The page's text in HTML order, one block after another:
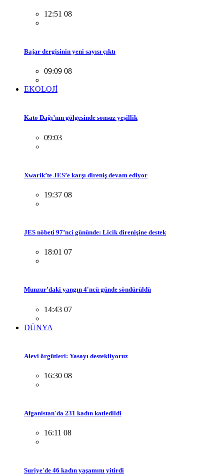
12:51 08
Bajar dergisinin yeni sayısı çıktı
09:09 08
EKOLOJİ
Kato Dağı’nın gölgesinde sonsuz yeşillik
09:03
Xwarik’te JES’e karşı direniş devam ediyor
19:37 08
JES nöbeti 97’nci gününde: Licik direnişine destek
18:01 07
Munzur’daki yangın 4'ncü günde söndürüldü
14:43 07
DÜNYA
Alevi örgütleri: Yasayı destekliyoruz
16:30 08
Afganistan'da 231 kadın katledildi
16:11 08
Suriye'de 46 kadın yaşamını yitirdi